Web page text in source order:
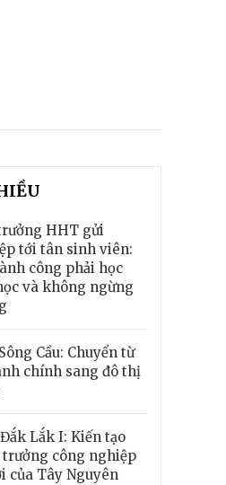
HHT gửi
tới tân sinh viên:
công phải học
và không ngừng
Cầu: Chuyển từ
chính sang đô thị
Lắk I: Kiến tạo
trưởng công nghiệp
của Tây Nguyên